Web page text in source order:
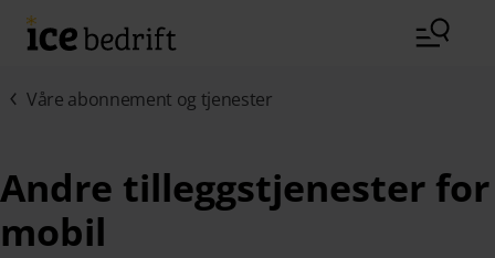
Hopp til hovedinnhold (Trykk Enter)
Våre abonnement og tjenester
Andre tilleggstjenester for
mobil